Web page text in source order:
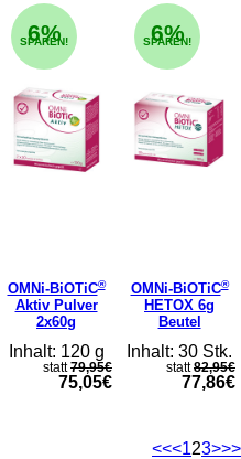
6%
SPAREN!
OMNi-BiOTiC®
Aktiv Pulver
2x60g
Inhalt: 120 g
statt79,95€
75,05€
6%
SPAREN!
OMNi-BiOTiC®
HETOX 6g
Beutel
Inhalt: 30 Stk.
statt82,95€
77,86€
<<<123>>>